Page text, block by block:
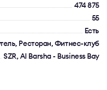
474 875
55
Есть
Ресторан, Фитнес-клуб
SZR, Al Barsha - Business Bay